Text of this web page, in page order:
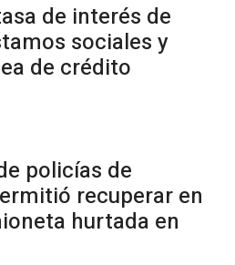
de interés de
sociales y
de crédito
policías de
recuperar en
hurtada en